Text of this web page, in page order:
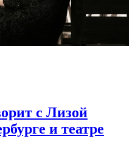
с Лизой
и театре